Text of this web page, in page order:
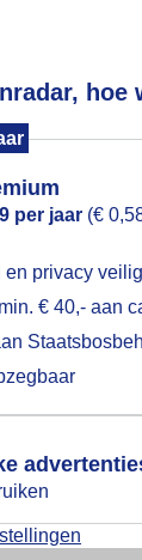
hoe
per jaar (€
privacy veilig
€ 40,- aan
meer.
Weerzine
zon
weer?
geen akkoord
er zo een
deze
wordt.
toon de popup